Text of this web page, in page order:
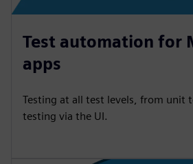
Test automation for
apps
Testing at all test levels, from unit
testing via the UI.